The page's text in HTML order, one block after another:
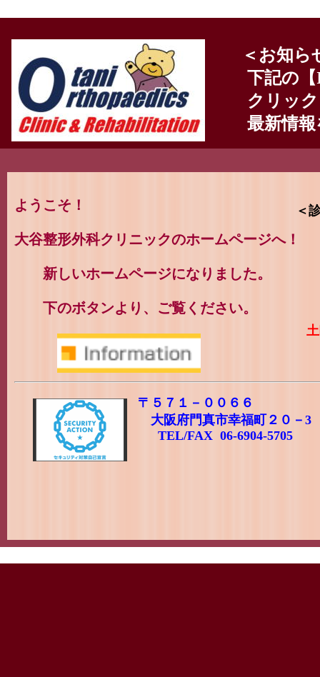
＜
土
＜お知ら
下記の【
クリック
最新情報
〒５７１－００６６
大阪府門真市幸福町２０
TEL/FAX 06-6904-5705
ようこそ！
大谷整形外科クリニックのホームページへ！
新しいホームページになりました。
下のボタンより、ご覧ください。